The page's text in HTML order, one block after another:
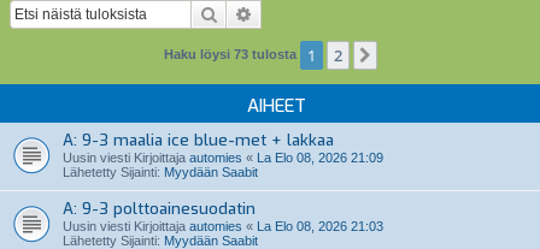
Etsi
Haku löysi 73 tulosta 1 2
AIHEET
A: 9-3 maalia ice blue-met + lakkaa
Uusin viesti Kirjoittaja automies « La Elo 08, 2026 21:09
Lähetetty Sijainti: Myydään Saabit
A: 9-3 polttoainesuodatin
Uusin viesti Kirjoittaja automies « La Elo 08, 2026 21:03
Lähetetty Sijainti: Myydään Saabit